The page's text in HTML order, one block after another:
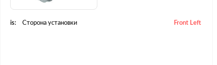
is: Сторона установки Front Left